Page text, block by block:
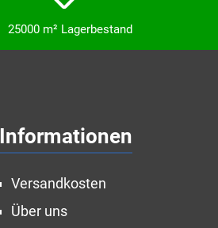
25000 m² Lagerbestand
Informationen
Versandkosten
Über uns